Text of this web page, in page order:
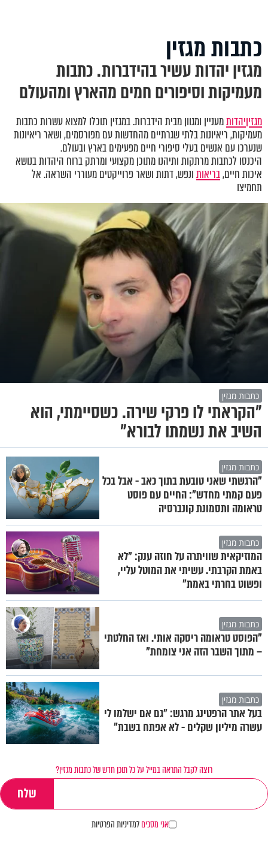
כתבות מגזין
מגזין יהדות עשיר בהידברות. כתבות
מעמיקות וסיפורים חמים מהארץ ומהעולם
מגזיןיהדותמעניין ומגוון מבית הידברות. במגזין תוכלו למצוא עשרות כתבות
מעמיקות, ריאיונות בלתי שגרתיים מהחדשות עם מפורסמים, ושאר ריאיונות
שנערכו עם אנשים בעלי סיפורי חיים מפעימים בארץ ובעולם.
היכנסו לכתבות מרתקות ותיהנו מתוכן מקצועי ומרתק ברוח היהדות בנושא
איכות חיים,בריאותונפש, דתות ושאר פרוייקטים מעוררי השראה. אל
תחמיצו
כתבות מגזין
"הקראתי לו פרקי שירה. כשסיימתי, הוא
השיב את נשמתו לבורא"
כתבות מגזין
"הרגשתי שאני טובעת בתוך כאב - אבל בכל
פעם קמתי מחדש": החיים עם פוסט
טראומה ותסמונת קונברסיה
כתבות מגזין
המוזיקאית שוויתרה על חוזה ענק: "לא
באמת הקרבתי. עשיתי את המוטל עליי,
ופשוט בחרתי באמת"
כתבות מגזין
"הפוסט טראומה ריסקה אותי. ואז החלטתי
– מתוך השבר הזה אני צומחת"
כתבות מגזין
בעל אתר הרפטינג מרגש: "גם אם ישלמו לי
עשרה מיליון שקלים - לא אפתח בשבת"
רוצה לקבל התראה במייל על כל תוכן חדש של כתבות מגזין?
אני מסכיםלמדיניות הפרטיות